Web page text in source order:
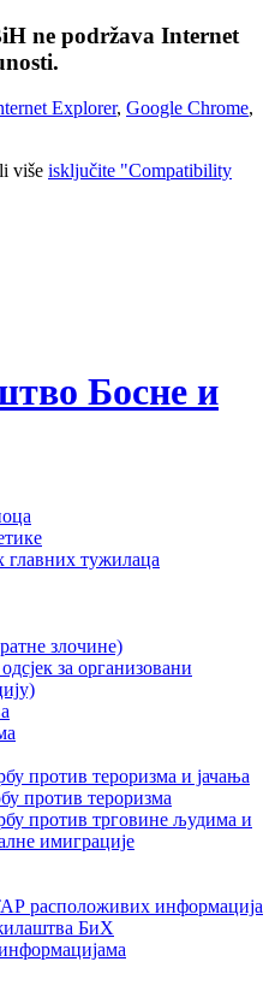
ne podržava Internet
Explorer, Google Chrome,
više isključite "Compatibility
Босне и
главних тужилаца
злочине)
за организовани
против тероризма и јачања
против тероризма
против трговине људима и
имиграције
информација
БиХ